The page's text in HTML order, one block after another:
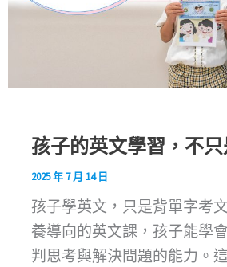
孩子的英文學習，不只
2025 年 7 月 14 日
孩子學英文，只是背單字考
養導向的英文課，孩子能學
判思考與解決問題的能力。